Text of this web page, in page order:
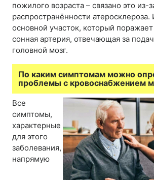
пожилого возраста – связано это
распространённости атеросклероза.
основной участок, который поражает
сонная артерия, отвечающая за
головной мозг.
По каким симптомам можно
проблемы с кровоснабжением
Все
симптомы,
характерные
для этого
заболевания,
напрямую